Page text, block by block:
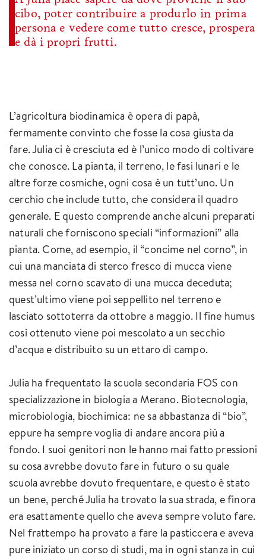
cibo, poter contribuire a produrlo in prima
persona e vedere come tutto cresce, prospera
e dà i propri frutti.
L’agricoltura biodinamica è opera di papà,
fermamente convinto che fosse la cosa giusta da
fare. Julia ci è cresciuta ed è l’unico modo di coltivare
che conosce. La pianta, il terreno, le fasi lunari e le
altre forze cosmiche, ogni cosa è un tutt’uno. Un
cerchio che include tutto, che considera il quadro
generale. E questo comprende anche alcuni preparati
naturali che forniscono speciali “informazioni” alla
pianta. Come, ad esempio, il “concime nel corno”, in
cui una manciata di sterco fresco di mucca viene
messa nel corno scavato di una mucca deceduta;
quest’ultimo viene poi seppellito nel terreno e
lasciato sottoterra da ottobre a maggio. Il fine humus
così ottenuto viene poi mescolato a un secchio
d’acqua e distribuito su un ettaro di campo.
Julia ha frequentato la scuola secondaria FOS con
specializzazione in biologia a Merano. Biotecnologia,
microbiologia, biochimica: ne sa abbastanza di “bio”,
eppure ha sempre voglia di andare ancora più a
fondo. I suoi genitori non le hanno mai fatto pressioni
su cosa avrebbe dovuto fare in futuro o su quale
scuola avrebbe dovuto frequentare, e questo è stato
un bene, perché Julia ha trovato la sua strada, e finora
era esattamente quello che aveva sempre voluto fare.
Nel frattempo ha provato a fare la pasticcera e aveva
pure iniziato un corso di studi, ma in ogni stanza in cui